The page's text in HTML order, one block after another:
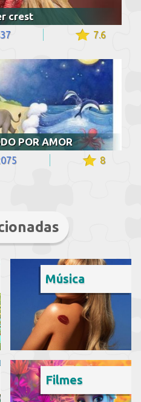
crest
7.6
POR AMOR
8
Música
Filmes